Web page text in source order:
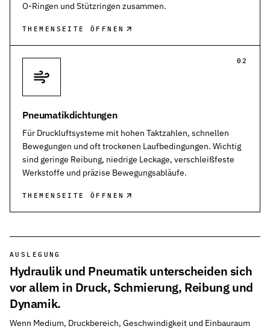
O-Ringen und Stützringen zusammen.
THEMENSEITE ÖFFNEN
02
Pneumatikdichtungen
Für Druckluftsysteme mit hohen Taktzahlen, schnellen
Bewegungen und oft trockenen Laufbedingungen. Wichtig
sind geringe Reibung, niedrige Leckage, verschleißfeste
Werkstoffe und präzise Bewegungsabläufe.
THEMENSEITE ÖFFNEN
AUSLEGUNG
Hydraulik und Pneumatik unterscheiden sich
vor allem in Druck, Schmierung, Reibung und
Dynamik.
Wenn Medium, Druckbereich, Geschwindigkeit und Einbauraum